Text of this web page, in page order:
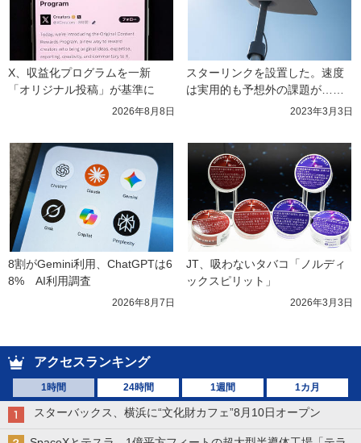
X、収益化プログラムを一新
「オリジナル投稿」が基準に
2026年8月8日
スターリンクを設置した。速度
は実用的も予想外の課題が……
2023年3月3日
8割がGemini利用、ChatGPTは6
8%　AI利用調査
2026年8月7日
JT、吸わないタバコ「ノルディ
ックスピリット」
2026年3月3日
アクセスランキング
1時間 24時間 1週間 1カ月
スターバックス、横浜に“文化財カフェ”8月10日オープン